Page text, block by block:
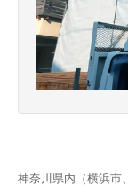
神奈川県内（横浜市